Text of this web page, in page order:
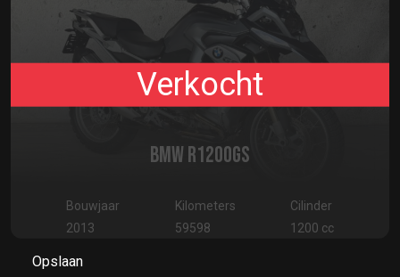
Verkocht
BMW R1200GS
Bouwjaar
2013
Kilometers
59598
Cilinder
1200 cc
Opslaan